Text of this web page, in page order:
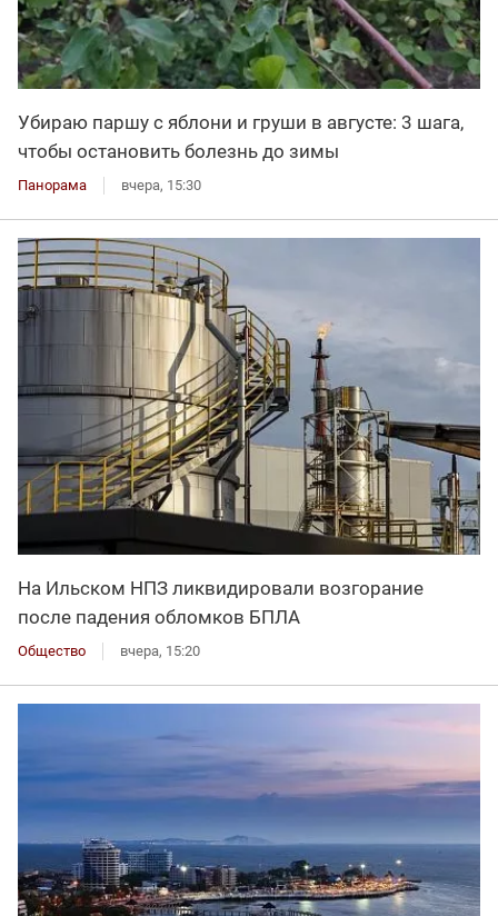
Убираю паршу с яблони и груши в августе: 3 шага,
чтобы остановить болезнь до зимы
Панорама вчера, 15:30
На Ильском НПЗ ликвидировали возгорание
после падения обломков БПЛА
Общество вчера, 15:20